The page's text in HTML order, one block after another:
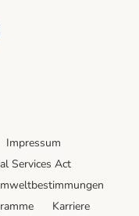
Security
Impressum
Services Act
Karriere